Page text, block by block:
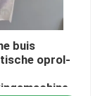
buis
oprol-